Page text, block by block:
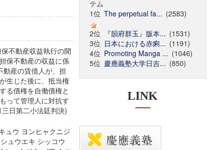
不動産収益執行の開
保不動産の収益に係
産の賃借人が、担
生じた後に、抵当権
る債権を自働債権と
って管理人に対抗す
日第二小法廷判決)
ュウ ヨンヒャクニジ
ュウエキ シッコウ
テム
1位 The perpetual fa... (2583)
2位
『韻府群玉』版本... (1531)
3位 日本における赤痢... (1191)
4位 Promoting Manga ... (1046)
5位 慶應義塾大学日吉... (850)
LINK